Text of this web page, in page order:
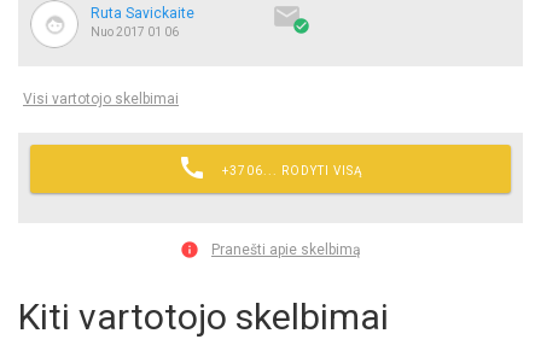
Ruta Savickaite
Nuo 2017 01 06

Visi vartotojo skelbimai
 +3706... RODYTI VISĄ
 Pranešti apie skelbimą
Kiti vartotojo skelbimai